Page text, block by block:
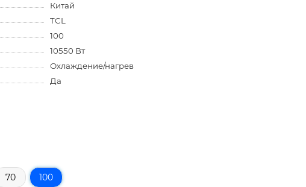
Китай
TCL
100
10550 Вт
Охлаждение/нагрев
Да
70 100